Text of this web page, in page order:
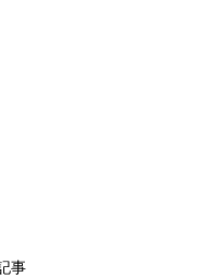
事